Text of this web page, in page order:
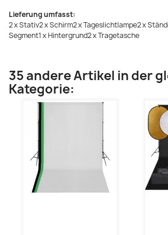
Lieferung umfasst:
2 x Stativ2 x Schirm2 x Tageslichtlampe2 x
Segment1 x Hintergrund2 x Tragetasche
35 andere Artikel in der
Kategorie: